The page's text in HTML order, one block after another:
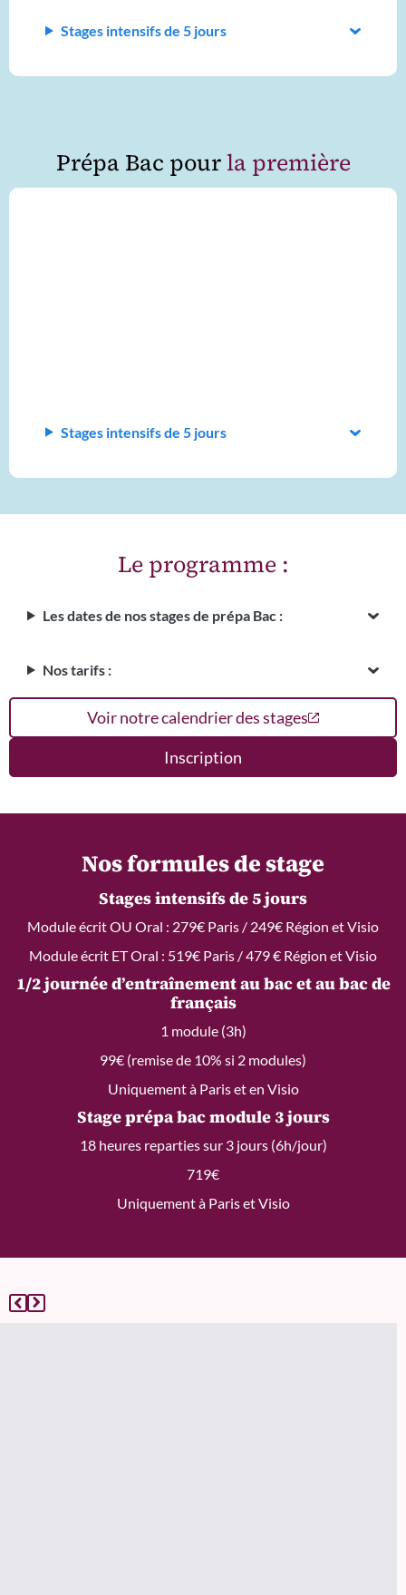
Stages intensifs de 5 jours
Prépa Bac pour la première
Stages intensifs de 5 jours
Le programme :
Les dates de nos stages de prépa Bac :
Nos tarifs :
Voir notre calendrier des stages
Inscription
Nos formules de stage
Stages intensifs de 5 jours
Module écrit OU Oral : 279€ Paris / 249€ Région et Visio
Module écrit ET Oral : 519€ Paris / 479 € Région et Visio
1/2 journée d’entraînement au bac et au bac de
français
1 module (3h)
99€ (remise de 10% si 2 modules)
Uniquement à Paris et en Visio
Stage prépa bac module 3 jours
18 heures reparties sur 3 jours (6h/jour)
719€
Uniquement à Paris et Visio